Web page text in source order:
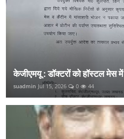
केजीएमयू : डॉक्टरों को हॉस्टल मेस में
suadmin Jul 15, 2026 0 44